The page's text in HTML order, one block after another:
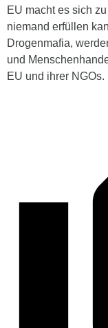
EU macht es sich
niemand erfüllen
Drogenmafia,
und
EU und ihrer NGOs.